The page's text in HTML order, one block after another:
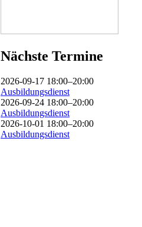
Nächste Termine
2026-09-17 18:00–20:00
Ausbildungsdienst
2026-09-24 18:00–20:00
Ausbildungsdienst
2026-10-01 18:00–20:00
Ausbildungsdienst